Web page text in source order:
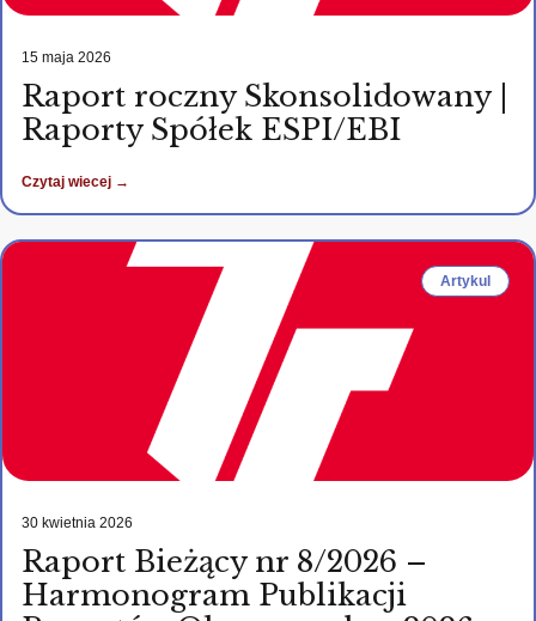
15 maja 2026
Raport roczny Skonsolidowany |
Raporty Spółek ESPI/EBI
Czytaj wiecej →
Artykul
30 kwietnia 2026
Raport Bieżący nr 8/2026 –
Harmonogram Publikacji